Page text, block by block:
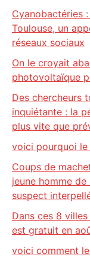
Cyanobactéries
Toulouse, un
réseaux sociaux
On le croyait
photovoltaïque
Des chercheurs
inquiétante : la
plus vite que
voici pourquoi
Coups de
jeune homme
suspect
Dans ces 8
est gratuit en
voici comment